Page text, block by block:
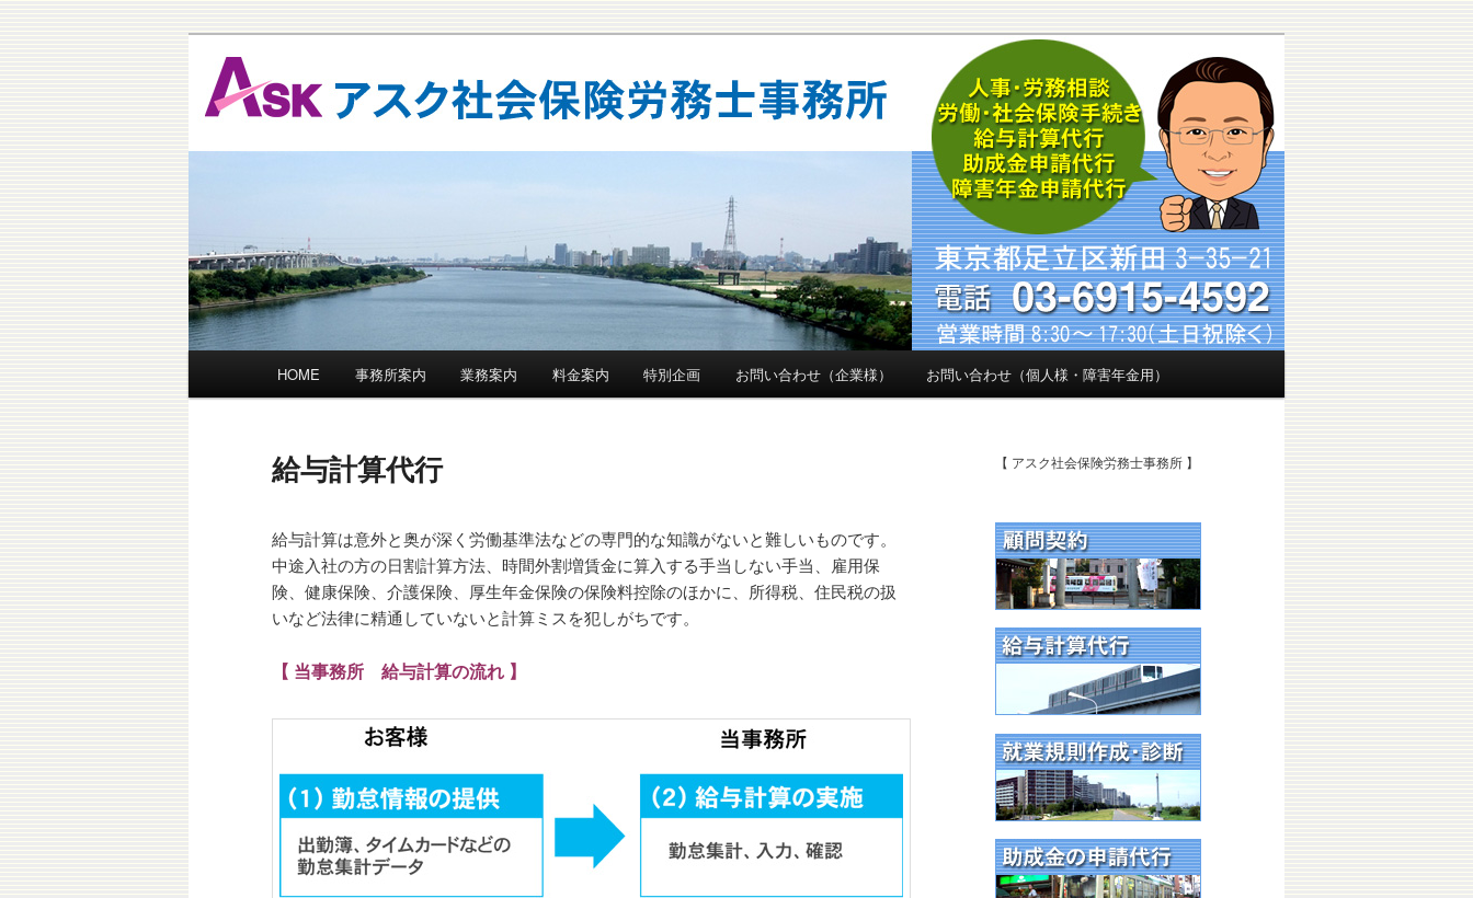
アスク社会保険労務士事務所
東京都足立区の社会保険労務士事務所(社労士事務所)です。中小企業様の労働トラブル解決・防止、社会
メ
ン
コ
ン
へ
移
HOME 事務所案内 業務案内 料金案内 特別企画 お問い合わせ（企業様） お問い合わせ（個人様・障害年金用）
給与計算代行
給与計算は意外と奥が深く労働基準法などの専門的な知識がないと難しいものです。
中途入社の方の日割計算方法、時間外割増賃金に算入する手当しない手当、雇用保
険、健康保険、介護保険、厚生年金保険の保険料控除のほかに、所得税、住民税の扱
いなど法律に精通していないと計算ミスを犯しがちです。
【 当事務所 給与計算の流れ 】
【 アスク社会保険労務士事務所 】